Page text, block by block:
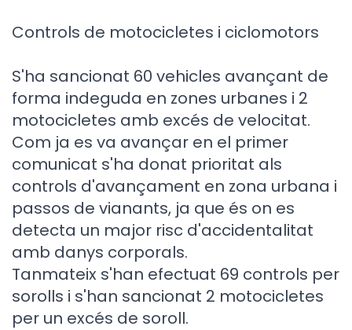
Controls de motocicletes i ciclomotors
S'ha sancionat 60 vehicles avançant de
forma indeguda en zones urbanes i 2
motocicletes amb excés de velocitat.
Com ja es va avançar en el primer
comunicat s'ha donat prioritat als
controls d'avançament en zona urbana i
passos de vianants, ja que és on es
detecta un major risc d'accidentalitat
amb danys corporals.
Tanmateix s'han efectuat 69 controls per
sorolls i s'han sancionat 2 motocicletes
per un excés de soroll.